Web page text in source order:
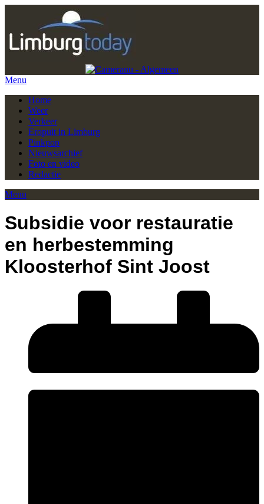
Menu
Home
Weer
Verkeer
Eropuit in Limburg
Pinkpop
Nieuwsarchief
Foto en video
Redactie
Menu
Subsidie voor restauratie
en herbestemming
Kloosterhof Sint Joost